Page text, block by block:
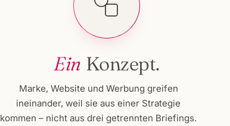
Ein Konzept.
Marke, Website und Werbung greifen
ineinander, weil sie aus einer Strategie
kommen – nicht aus drei getrennten Briefings.